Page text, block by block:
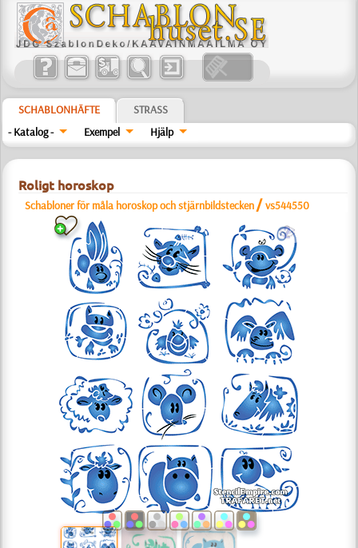
SCHABLONHÄFTE
STRASS
- Katalog -
Exempel Hjälp
Roligt horoskop
Schabloner för måla horoskop och stjärnbildstecken /vs544550
b